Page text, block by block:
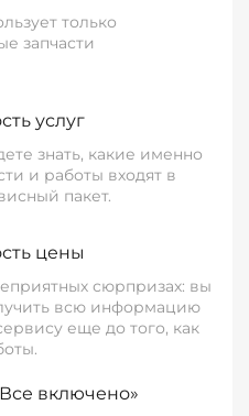
только
запчасти
услуг
знать, какие именно
и работы входят в
пакет.
цены
сюрпризах: вы
всю информацию
еще до того, как
включено»